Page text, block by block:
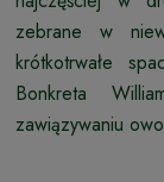
zebrane w
krótkotrwałe
Bonkreta
zawiązywaniu